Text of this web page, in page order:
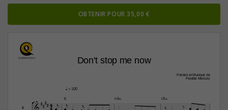
OBTENIR POUR 35,00 €

Don't stop me now
Paroles et Musique de
Freddie Mercury
q = 100
4
4

S
E G©‹ C©‹
     